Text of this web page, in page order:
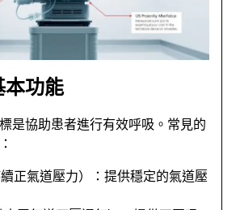
本功能
是協助患者進行有效呼吸。常見的
正氣道壓力）：提供穩定的氣道壓